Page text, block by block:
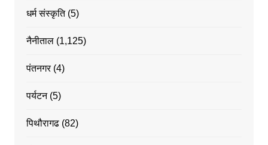
धर्म संस्कृति(5)
नैनीताल(1,125)
पंतनगर(4)
पर्यटन(5)
पिथौरागढ(82)